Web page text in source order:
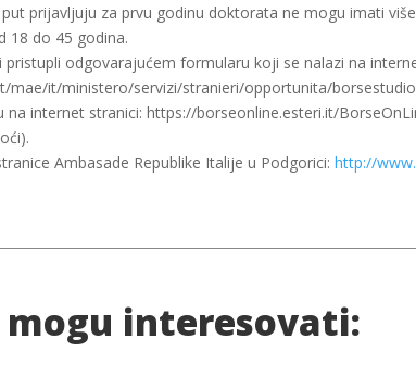
prijavljuju za prvu godinu doktorata ne mogu imati
18 do 45 godina.
odgovarajućem formularu koji se nalazi na
mae/it/ministero/servizi/stranieri/opportunita/
internet stranici: https://borseonline.esteri.it/
Ambasade Republike Italije u Podgorici:http://
mogu interesovati: